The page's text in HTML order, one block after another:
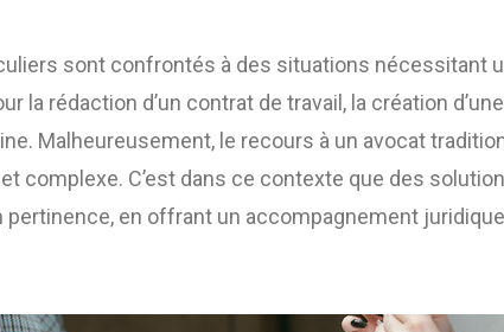
sont confrontés à des situations nécessitant
la rédaction d’un contrat de travail, la création
Malheureusement, le recours à un avocat
complexe. C’est dans ce contexte que des
pertinence, en offrant un accompagnement